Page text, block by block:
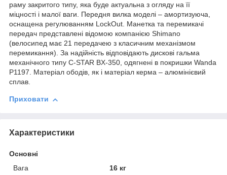
раму закритого типу, яка буде актуальна з огляду на її
міцності і малої ваги. Передня вилка моделі – амортизуюча,
оснащена регулюванням LockOut. Манетка та перемикачі
передач представлені відомою компанією Shimano
(велосипед має 21 передачею з класичним механізмом
перемикання). За надійність відповідають дискові гальма
механічного типу С-STAR BX-350, одягнені в покришки Wanda
P1197. Матеріал ободів, як і матеріал керма – алюмінієвий
сплав.
Приховати
Характеристики
Основні
Вага
16 кг